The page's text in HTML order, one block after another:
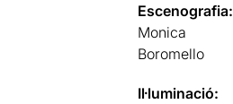
Escenografia:
Monica
Boromello
Il·luminació: